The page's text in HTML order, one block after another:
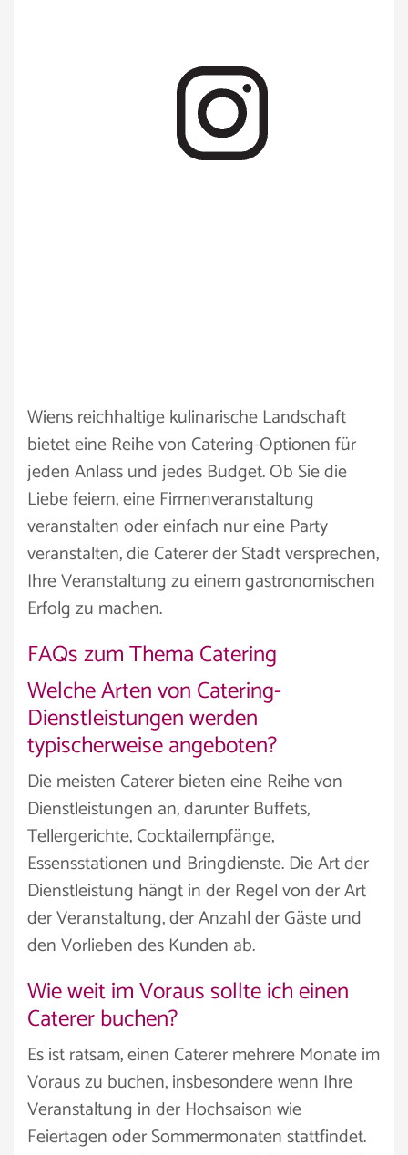
Wiens reichhaltige kulinarische Landschaft
bietet eine Reihe von Catering-Optionen für
jeden Anlass und jedes Budget. Ob Sie die
Liebe feiern, eine Firmenveranstaltung
veranstalten oder einfach nur eine Party
veranstalten, die Caterer der Stadt versprechen,
Ihre Veranstaltung zu einem gastronomischen
Erfolg zu machen.
FAQs zum Thema Catering
Welche Arten von Catering-
Dienstleistungen werden
typischerweise angeboten?
Die meisten Caterer bieten eine Reihe von
Dienstleistungen an, darunter Buffets,
Tellergerichte, Cocktailempfänge,
Essensstationen und Bringdienste. Die Art der
Dienstleistung hängt in der Regel von der Art
der Veranstaltung, der Anzahl der Gäste und
den Vorlieben des Kunden ab.
Wie weit im Voraus sollte ich einen
Caterer buchen?
Es ist ratsam, einen Caterer mehrere Monate im
Voraus zu buchen, insbesondere wenn Ihre
Veranstaltung in der Hochsaison wie
Feiertagen oder Sommermonaten stattfindet.